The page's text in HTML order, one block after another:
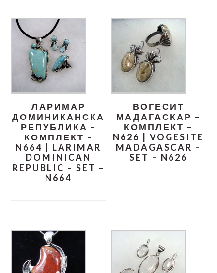
ЛАРИМАР
ДОМИНИКАНСКА
РЕПУБЛИКА –
КОМПЛЕКТ –
N664 | LARIMAR
DOMINICAN
REPUBLIC – SET –
N664
ВОГЕСИТ
МАДАГАСКАР –
КОМПЛЕКТ –
N626 | VOGESITE
MADAGASCAR –
SET – N626